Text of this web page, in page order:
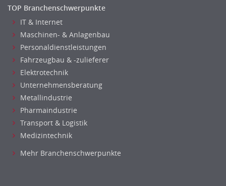
TOP Branchenschwerpunkte
IT & Internet
Maschinen- & Anlagenbau
Personaldienstleistungen
Fahrzeugbau & -zulieferer
Elektrotechnik
Unternehmensberatung
Metallindustrie
Pharmaindustrie
Transport & Logistik
Medizintechnik
Mehr Branchenschwerpunkte